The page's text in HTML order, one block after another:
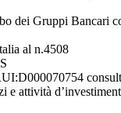
dei Gruppi Bancari
al n.4508
e attività